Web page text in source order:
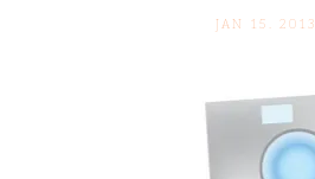
JAN 15. 2013